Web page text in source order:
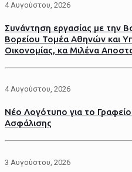
4 Αυγούστου, 2026
Συνάντηση εργασίας με την
Βορείου Τομέα Αθηνών και
Οικονομίας, κα Μιλένα
4 Αυγούστου, 2026
Νέο Λογότυπο για το
Ασφάλισης
3 Αυγούστου, 2026